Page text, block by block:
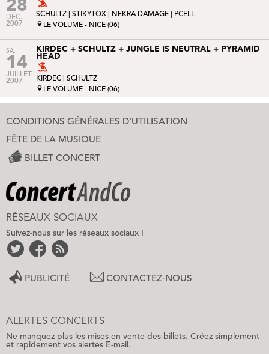
28
DÉC.
2007
SCHULTZ | STIKYTOX NEKRA DAMAGE
PCELL
LE VOLUME - NICE (06)
SA.
14
JUILLET
2007
KIRDEC + SCHULTZ + JUNGLE IS NEUTRAL + PYRAMID
HEAD
KIRDEC | SCHULTZ
LE VOLUME - NICE (06)
CONDITIONS GÉNÉRALES D'UTILISATION
FÊTE DE LA MUSIQUE
BILLET CONCERT
RÉSEAUX SOCIAUX
Suivez-nous sur les réseaux sociaux !
PUBLICITÉ CONTACTEZ-NOUS
ALERTES CONCERTS
Ne manquez plus les mises en vente des billets. Créez simplement
et rapidement vos alertes E-mail.